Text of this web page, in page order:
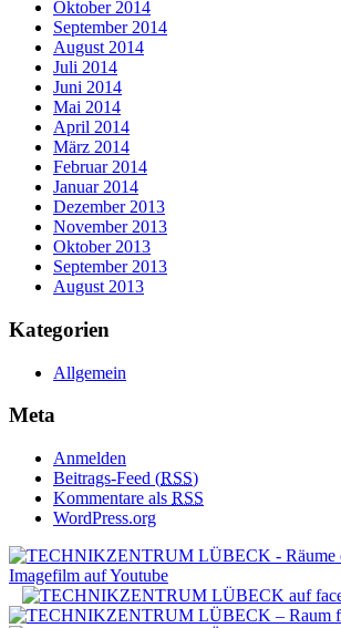
Oktober 2014
September 2014
August 2014
Juli 2014
Juni 2014
Mai 2014
April 2014
März 2014
Februar 2014
Januar 2014
Dezember 2013
November 2013
Oktober 2013
September 2013
August 2013
Kategorien
Allgemein
Meta
Anmelden
Beitrags-Feed (RSS)
Kommentare als RSS
WordPress.org